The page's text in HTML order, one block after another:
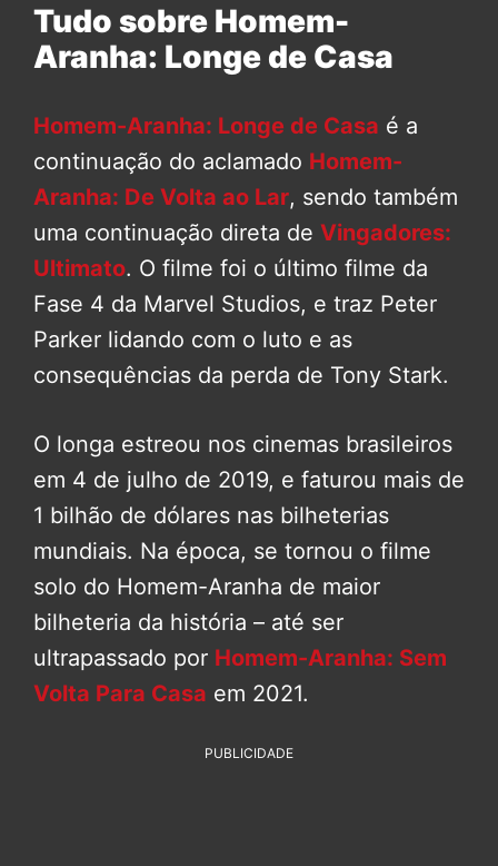
Tudo sobre Homem-
Aranha: Longe de Casa
Homem-Aranha: Longe de Casa é a
continuação do aclamado Homem-
Aranha: De Volta ao Lar, sendo também
uma continuação direta de Vingadores:
Ultimato. O filme foi o último filme da
Fase 4 da Marvel Studios, e traz Peter
Parker lidando com o luto e as
consequências da perda de Tony Stark.
O longa estreou nos cinemas brasileiros
em 4 de julho de 2019, e faturou mais de
1 bilhão de dólares nas bilheterias
mundiais. Na época, se tornou o filme
solo do Homem-Aranha de maior
bilheteria da história – até ser
ultrapassado por Homem-Aranha: Sem
Volta Para Casa em 2021.
PUBLICIDADE